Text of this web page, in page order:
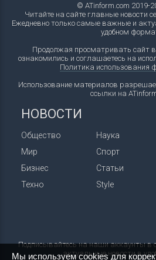
© ATinform.com 2019-
Читайте на сайте главные новости
Ежедневно только самые важные и
удобном
Продолжая просматривать сайт
ознакомились и соглашаетесь на
Политика использования
Использование материалов
ссылки на
НОВОСТИ
Общество
Мир
Бизнес
Техно
Наука
Спорт
Статьи
Style
Подписывайтесь на наши аккаунты в
актуальные новости в
Мы используем cookies для